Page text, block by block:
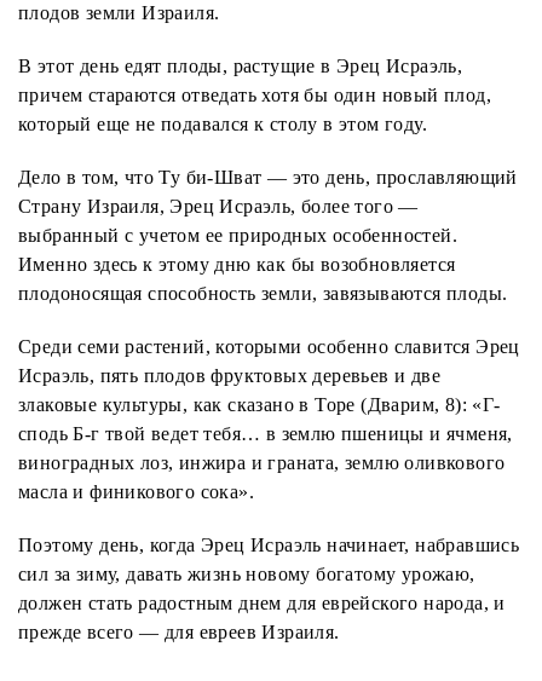
плодов земли Израиля.
В этот день едят плоды, растущие в Эрец Исраэль,
причем стараются отведать хотя бы один новый плод,
который еще не подавался к столу в этом году.
Дело в том, что Ту би-Шват — это день, прославляющий
Страну Израиля, Эрец Исраэль, более того —
выбранный с учетом ее природных особенностей.
Именно здесь к этому дню как бы возобновляется
плодоносящая способность земли, завязываются плоды.
Среди семи растений, которыми особенно славится Эрец
Исраэль, пять плодов фруктовых деревьев и две
злаковые культуры, как сказано в Торе (Дварим, 8): «Г-
сподь Б-г твой ведет тебя… в землю пшеницы и ячменя,
виноградных лоз, инжира и граната, землю оливкового
масла и финикового сока».
Поэтому день, когда Эрец Исраэль начинает, набравшись
сил за зиму, давать жизнь новому богатому урожаю,
должен стать радостным днем для еврейского народа, и
прежде всего — для евреев Израиля.